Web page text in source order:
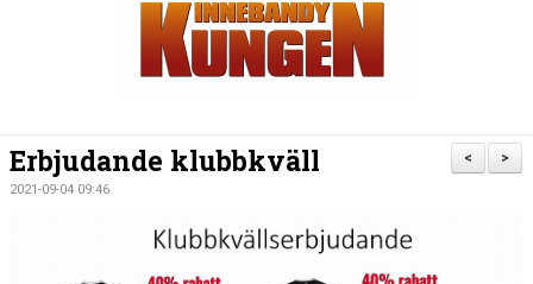
KALENDER
>
<
Erbjudande klubbkväll
2021-09-04 09:46